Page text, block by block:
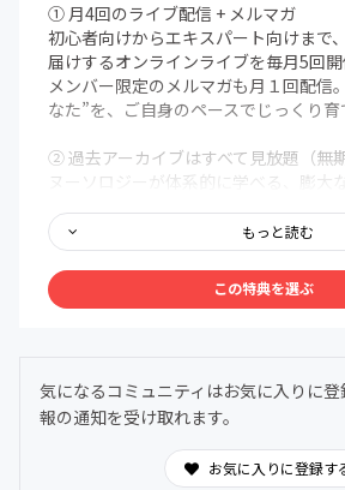
① 月4回のライブ配信 + メルマガ
初心者向けからエキスパート向けまで
届けするオンラインライブを毎月5回開
メンバー限定のメルマガも月１回配信
なた”を、ご自身のペースでじっくり育
② 過去アーカイブはすべて見放題（無期
ヌーソロジーが体系的に学べる、膨大
も、どこでも、自分の好きなタイミン
す。
③ メンバー限定Discordコミュニティ
わからないことは気軽に質問OK。日
を共有できます。
もっと読む
この特典を選ぶ
気になるコミュニティはお気に入りに
報の通知を受け取れます。
お気に入りに登録す